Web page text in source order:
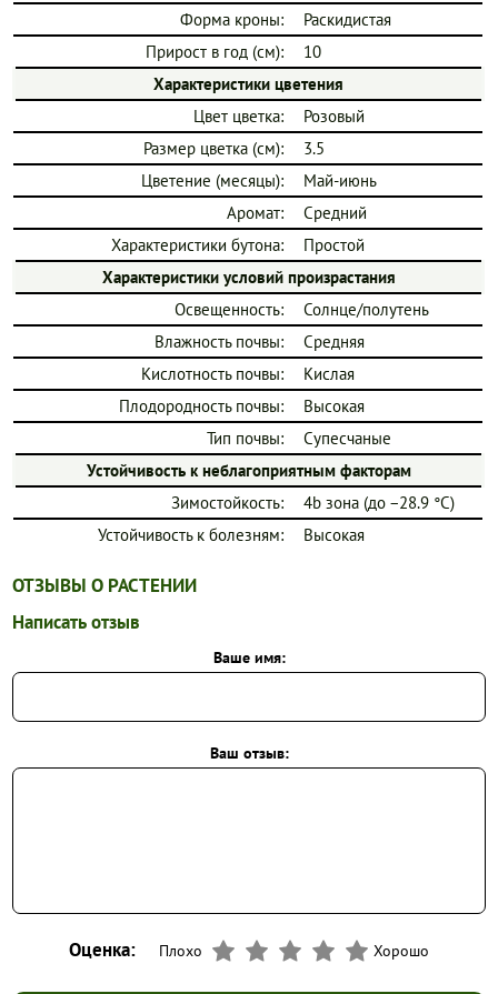
Форма кроны:
Раскидистая
Прирост в год (см):
10
Характеристики цветения
Цвет цветка:
Розовый
Размер цветка (см):
3.5
Цветение (месяцы):
Май-июнь
Аромат:
Средний
Характеристики бутона:
Простой
Характеристики условий произрастания
Освещенность:
Солнце/полутень
Влажность почвы:
Средняя
Кислотность почвы:
Кислая
Плодородность почвы:
Высокая
Тип почвы:
Супесчаные
Устойчивость к неблагоприятным факторам
Зимостойкость:
4b зона (до −28.9 °C)
Устойчивость к болезням:
Высокая
ОТЗЫВЫ О РАСТЕНИИ
Написать отзыв
Ваше имя:
Ваш отзыв:
Оценка: Плохо Хорошо